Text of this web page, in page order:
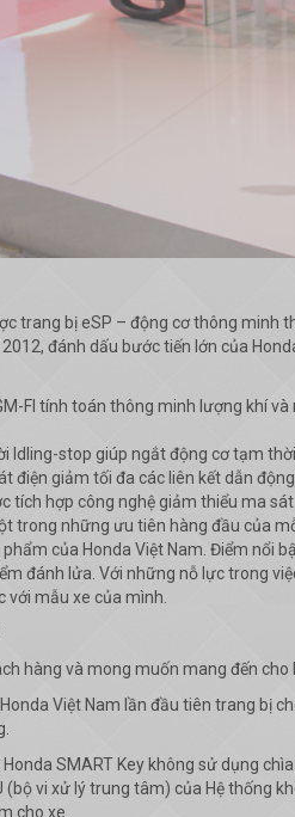
trang bị eSP – động cơ thông minh
đánh dấu bước tiến lớn của
FI tính toán thông minh lượng khí
Idling-stop giúp ngắt động cơ tạm
điện giảm tối đa các liên kết dẫn
tích hợp công nghệ giảm thiểu ma
trong những ưu tiên hàng đầu của
của Honda Việt Nam. Điểm nổi
đánh lửa. Với những nỗ lực trong
mẫu xe của mình.
hàng và mong muốn mang đến
Việt Nam lần đầu tiên trang bị
SMART Key không sử dụng
(bộ vi xử lý trung tâm) của Hệ thống
cho xe.